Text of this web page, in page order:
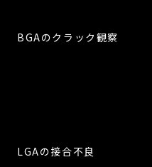
BGAのクラック観察
LGAの接合不良